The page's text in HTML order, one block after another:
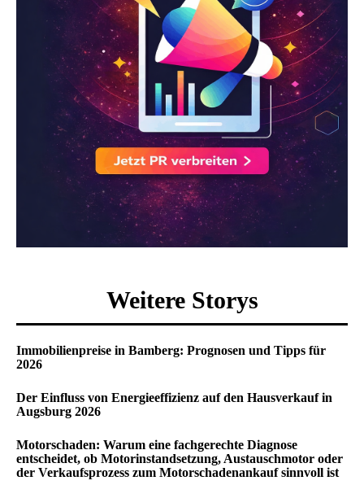
Weitere Storys
Immobilienpreise in Bamberg: Prognosen und Tipps für
2026
Der Einfluss von Energieeffizienz auf den Hausverkauf in
Augsburg 2026
Motorschaden: Warum eine fachgerechte Diagnose
entscheidet, ob Motorinstandsetzung, Austauschmotor oder
der Verkaufsprozess zum Motorschadenankauf sinnvoll ist